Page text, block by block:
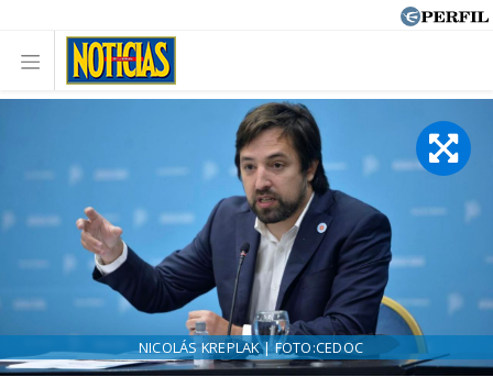
NICOLÁS KREPLAK | FOTO:CEDOC